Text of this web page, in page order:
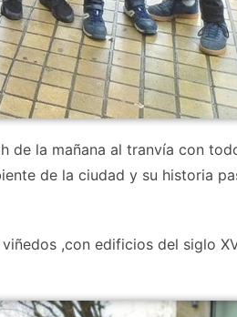
de la mañana al tranvía con
de la ciudad y su historia
,con edificios del siglo